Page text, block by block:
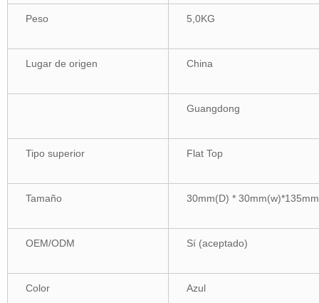
Peso 5,0KG
Lugar de origen China
Guangdong
Tipo superior Flat Top
Tamaño 30mm(D) *
OEM/ODM Sí (aceptado)
Color Azul